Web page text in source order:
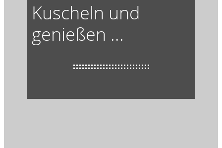
Kuscheln und
genießen ...